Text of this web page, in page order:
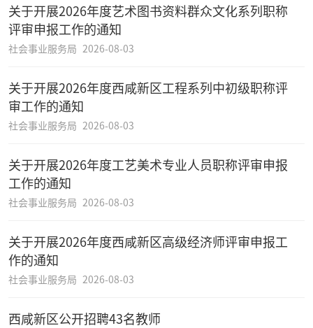
关于开展2026年度艺术图书资料群众文化系列职称
评审申报工作的通知
社会事业服务局 2026-08-03
关于开展2026年度西咸新区工程系列中初级职称评
审工作的通知
社会事业服务局 2026-08-03
关于开展2026年度工艺美术专业人员职称评审申报
工作的通知
社会事业服务局 2026-08-03
关于开展2026年度西咸新区高级经济师评审申报工
作的通知
社会事业服务局 2026-08-03
西咸新区公开招聘43名教师